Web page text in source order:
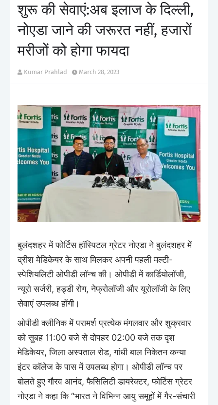
शुरू की सेवाएं:अब इलाज के दिल्ली,
नोएडा जाने की जरूरत नहीं, हजारों
मरीजों को होगा फायदा
Kumar Prahlad March 28, 2023
बुलंदशहर में फोर्टिस हॉस्पिटल ग्रेटर नोएडा ने बुलंदशहर में
द्रीश मेडिकेयर के साथ मिलकर अपनी पहली मल्टी-
स्पेशियलिटी ओपीडी लॉन्च की। ओपीडी में कार्डियोलॉजी,
न्यूरो सर्जरी, हड्डी रोग, नेफ्रोलॉजी और यूरोलॉजी के लिए
सेवाएं उपलब्ध होंगी।
ओपीडी क्लीनिक में परामर्श प्रत्येक मंगलवार और शुक्रवार
को सुबह 11:00 बजे से दोपहर 02:00 बजे तक दृश
मेडिकेयर, जिला अस्पताल रोड, गांधी बाल निकेतन कन्या
इंटर कॉलेज के पास में उपलब्ध होगा। ओपीडी लॉन्च पर
बोलते हुए गौरव आनंद, फैसिलिटी डायरेक्टर, फोर्टिस ग्रेटर
नोएडा ने कहा कि “भारत ने विभिन्न आयु समूहों में गैर-संचारी